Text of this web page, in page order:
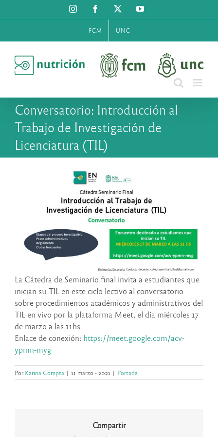
al
InstagramFacebook YouTube
FCM UNC
Conversatorio: Introducción al
Trabajo de Investigación de
Licenciatura (TIL)
La Cátedra de Seminario final invita a estudiantes que
inician su TIL en este ciclo lectivo al conversatorio
sobre procedimientos académicos y administrativos del
TIL en vivo por la plataforma Meet, el día miércoles 17
de marzo a las 11hs
Enlace de conexión: https://meet.google.com/acv-
ypmn-myg
PorKarina Compta | 11 marzo - 2021 | Portada
Compartir